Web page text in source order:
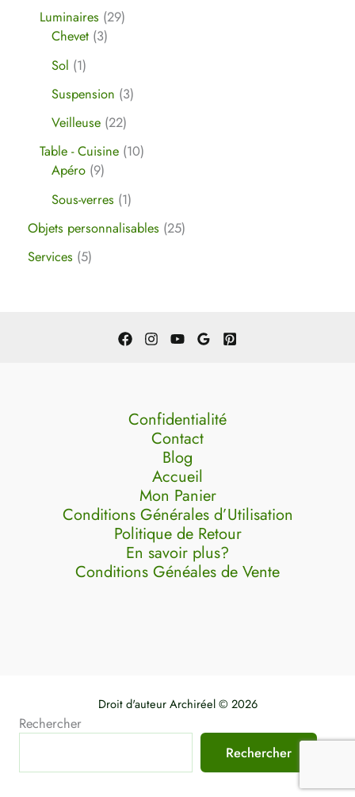
Luminaires 29
Chevet 3
Sol 1
Suspension 3
Veilleuse 22
Table - Cuisine 10
Apéro 9
Sous-verres 1
Objets personnalisables 25
Services 5
Confidentialité
Contact
Blog
Accueil
Mon Panier
Conditions Générales d’Utilisation
Politique de Retour
En savoir plus?
Conditions Généales de Vente
Droit d'auteur Archiréel © 2026
Rechercher
Rechercher